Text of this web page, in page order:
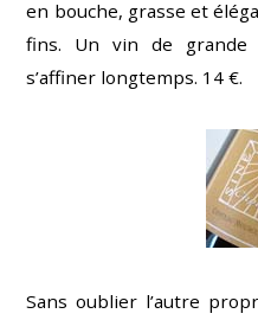
en bouche, grasse et
fins. Un vin de grande
s’affiner longtemps. 14 €.
Sans oublier l’autre